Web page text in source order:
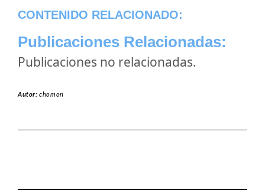
CONTENIDO RELACIONADO:
Publicaciones Relacionadas:
Publicaciones no relacionadas.
Autor:chomon